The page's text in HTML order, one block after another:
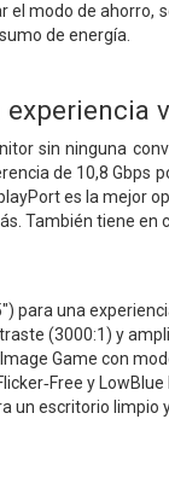
modo de
de energía.
sin ninguna
de 10,8 Gbps
es la mejor
También tiene
para una
(3000:1) y
Game con
y LowBlue
un escritorio limpio